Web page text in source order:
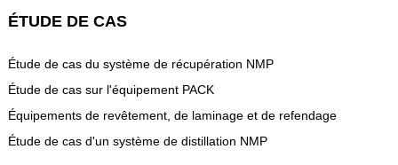
ÉTUDE DE CAS
Étude de cas du système de récupération NMP
Étude de cas sur l'équipement PACK
Équipements de revêtement, de laminage et de refendage
Étude de cas d'un système de distillation NMP